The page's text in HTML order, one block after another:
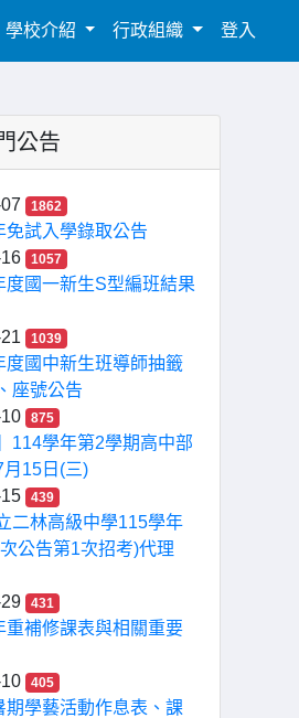
學校介紹 行政組織 登入
公告
1862
免試入學錄取公告
1057
度國一新生S型編班結果
1039
度國中新生班導師抽籤
座號公告
875
114學年第2學期高中部
15日(三)
439
二林高級中學115學年
公告第1次招考)代理
431
重補修課表與相關重要
405
期學藝活動作息表、課